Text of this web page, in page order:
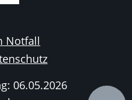
Notfall
06.05.2026